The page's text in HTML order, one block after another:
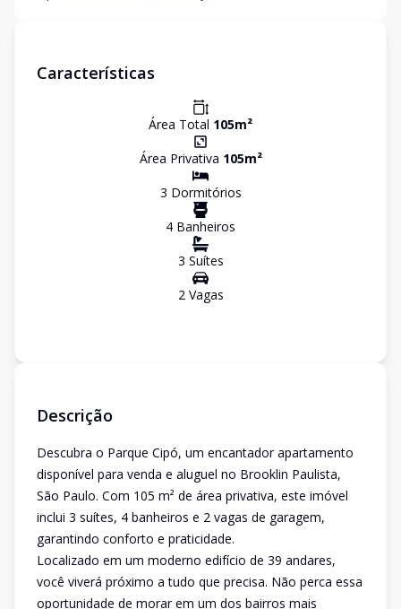
Características
Área Total 105m²
Área Privativa 105m²
3 Dormitórios
4 Banheiros
3 Suítes
2Vagas
Descrição
Descubra o Parque Cipó, um encantador apartamento
disponível para venda e aluguel no Brooklin Paulista,
São Paulo. Com 105 m² de área privativa, este imóvel
inclui 3 suítes, 4 banheiros e 2 vagas de garagem,
garantindo conforto e praticidade.
Localizado em um moderno edifício de 39 andares,
você viverá próximo a tudo que precisa. Não perca essa
oportunidade de morar em um dos bairros mais